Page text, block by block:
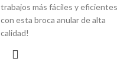
trabajos más fáciles y eficientes
con esta broca anular de alta
calidad!